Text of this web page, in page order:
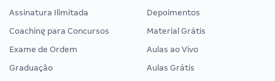
Assinatura Ilimitada
Coaching para Concursos
Exame de Ordem
Graduação
Depoimentos
Material Grátis
Aulas ao Vivo
Aulas Grátis